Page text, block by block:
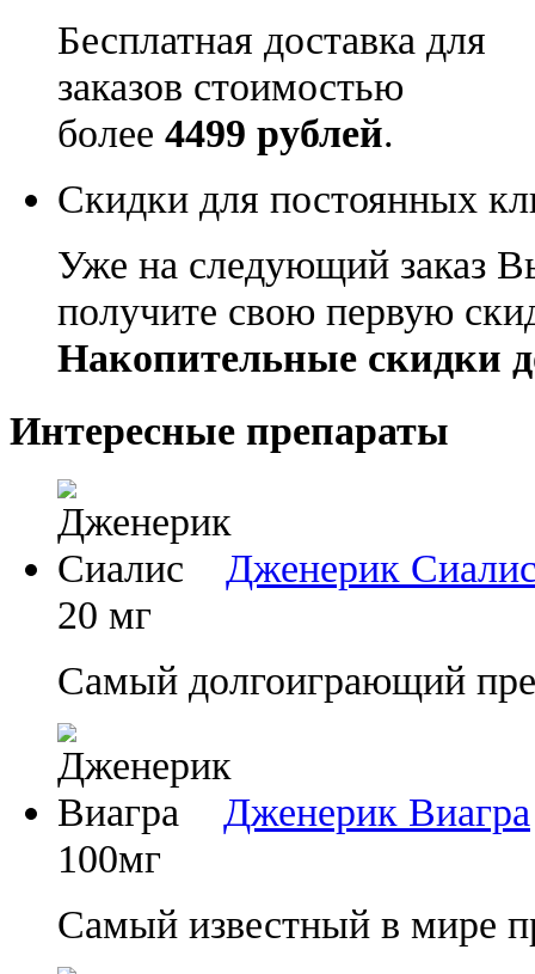
Бесплатная доставка для
заказов стоимостью
более 4499 рублей.
Скидки для постоянных
Уже на следующий заказ
получите свою первую
Накопительные скидки
Интересные препараты
Дженерик
20 мг
Самый долгоиграющий
Дженерик Виагра
100мг
Самый известный в мире